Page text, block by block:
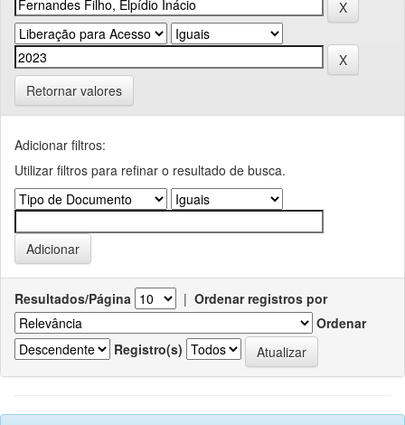
Retornar valores
Adicionar filtros:
Utilizar filtros para refinar o resultado de busca.
Resultados/Página | Ordenar registros por
Ordenar
Registro(s)